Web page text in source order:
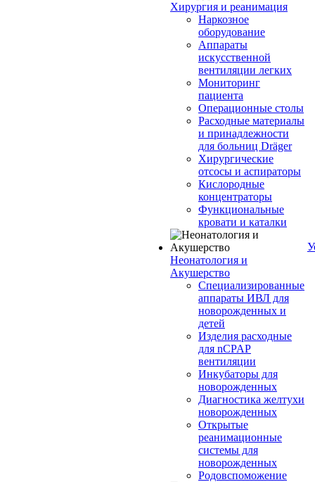
Хирургия и реанимация
Наркозное
оборудование
Аппараты
искусственной
вентиляции легких
Мониторинг
пациента
Операционные столы
Расходные материалы
и принадлежности
для больниц Dräger
Хирургические
отсосы и аспираторы
Кислородные
концентраторы
Функциональные
кровати и каталки
Неонатология и
Акушерство
Специализированные
аппараты ИВЛ для
новорожденных и
детей
Изделия расходные
для nCPAP
вентиляции
Инкубаторы для
новорожденных
Диагностика желтухи
новорожденных
Открытые
реанимационные
системы для
новорожденных
Родовспоможение